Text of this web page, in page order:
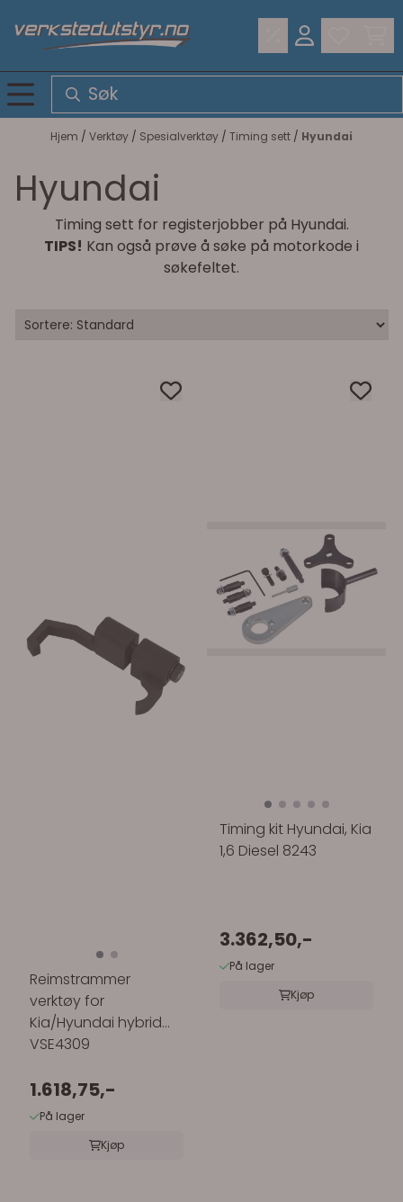
Hopp til innhold
Hjem / Verktøy / Spesialverktøy / Timing sett / Hyundai
Hyundai
Timing sett for registerjobber på Hyundai.
TIPS! Kan også prøve å søke på motorkode i
søkefeltet.
Reimstrammer
verktøy for
Kia/Hyundai hybrid
VSE4309
1.618,75,-
På lager
Kjøp
Timing kit Hyundai, Kia
1,6 Diesel 8243
3.362,50,-
På lager
Kjøp